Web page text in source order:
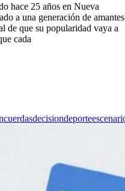
hace 25 años en Nueva
a una generación de amantes
de que su popularidad vaya a
cada
cuerdasdecisiondeporte